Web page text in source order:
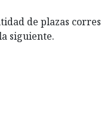
de plazas
siguiente.